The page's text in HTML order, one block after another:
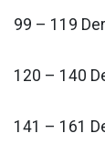
99 – 119
120 – 140
141 – 161